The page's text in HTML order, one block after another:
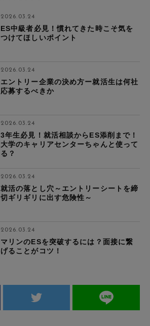
2026.03.24
ES中級者必見！慣れてきた時こそ気を
つけてほしいポイント
2026.03.24
エントリー企業の決め方ー就活生は何社
応募するべきか
2026.03.24
3年生必見！就活相談からES添削まで！
大学のキャリアセンターちゃんと使って
る？
2026.03.24
就活の落とし穴～エントリーシートを締
切ギリギリに出す危険性～
2026.03.24
マリンのESを突破するには？面接に繋
げることがコツ！